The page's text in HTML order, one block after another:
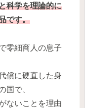
科学を理論的に
です。
零細商人の息子
償に硬直した身
国で、
ないことを理由